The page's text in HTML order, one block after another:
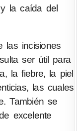
la caída del
las incisiones
ser útil para
la fiebre, la piel
las cuales
También se
excelente